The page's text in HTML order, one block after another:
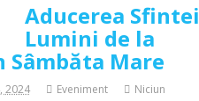
Aducerea Sfintei
Lumini de la
Sâmbăta Mare
2024 Eveniment
Niciun